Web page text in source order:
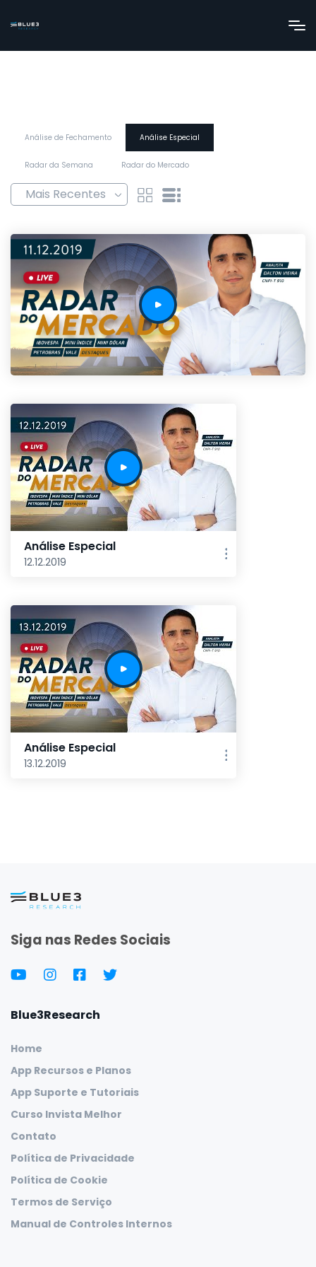
Análise de Fechamento Análise Especial
Radar da Semana Radar do Mercado
Análise Especial
12.12.2019
Análise Especial
13.12.2019
Siga nas Redes Sociais
Blue3Research
Home
App Recursos e Planos
App Suporte e Tutoriais
Curso Invista Melhor
Contato
Política de Privacidade
Política de Cookie
Termos de Serviço
Manual de Controles Internos